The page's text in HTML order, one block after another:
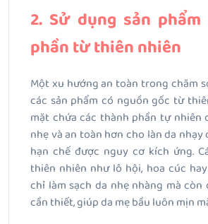
2. Sử dụng sản
phần từ thiên nhiên
Một xu hướng an toàn trong chăm
các sản phẩm có nguồn gốc từ
mặt chứa các thành phần tự nhiên
nhẹ và an toàn hơn cho làn da nhạy
hạn chế được nguy cơ kích ứng.
thiên nhiên như lô hội, hoa cúc
chỉ làm sạch da nhẹ nhàng mà còn
cần thiết, giúp da mẹ bầu luôn mịn